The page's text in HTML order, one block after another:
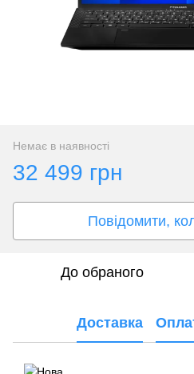
Немає в наявності
32 499 грн
Повідомити,
До обраного
Доставка